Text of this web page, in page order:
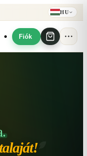
HU
Fiók
talaját!